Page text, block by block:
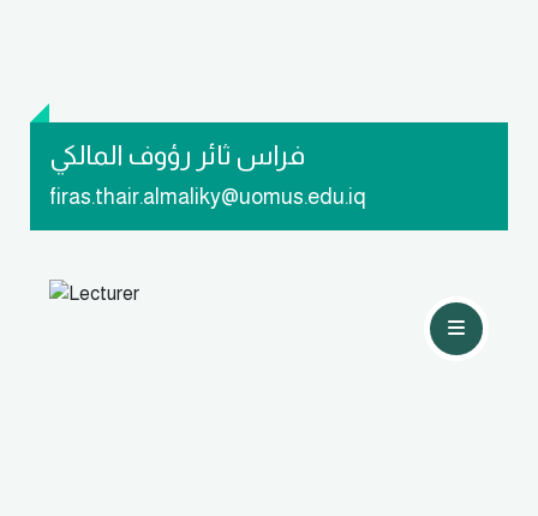
فراس ثائر رؤوف المالكي
firas.thair.almaliky@uomus.edu.iq